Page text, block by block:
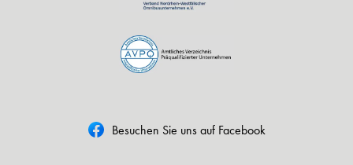
Besuchen Sie uns auf Facebook